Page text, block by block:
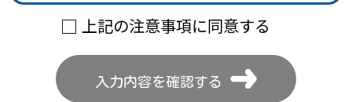
上記の注意事項に同意する
入力内容を確認する